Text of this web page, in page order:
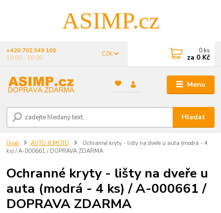
ASIMP.cz
Menu
CZK
Hledat
+420 702 549 100
10:00 - 18:00
0 ks
za 0 Kč
Úvod AUTO & MOTO
Ochranné kryty - lišty na dveře u auta (modrá - 4
ks) / A-000661 / DOPRAVA ZDARMA
Ochranné kryty - lišty na dveře u
auta (modrá - 4 ks) / A-000661 /
DOPRAVA ZDARMA